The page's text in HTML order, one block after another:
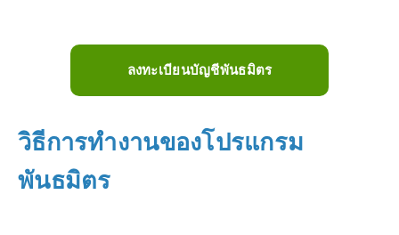
ลงทะเบียนบัญชีพันธมิตร
วิธีการทำงานของโปรแกรม
พันธมิตร